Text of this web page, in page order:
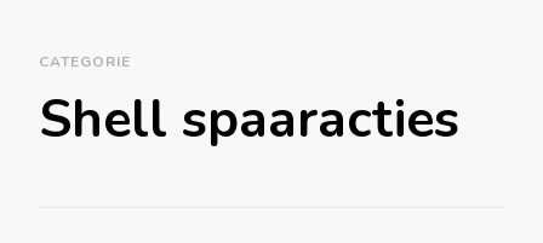
CATEGORIE
Shell spaaracties